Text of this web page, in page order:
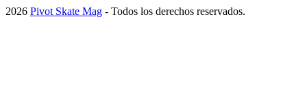
2026 Pivot Skate Mag - Todos los derechos reservados.